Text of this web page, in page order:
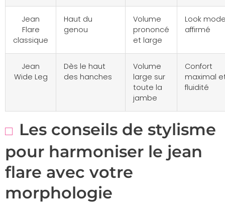
Jean
Flare
classique
Haut du
genou
Volume
prononcé
et large
Look
affirmé
Jean
Wide Leg
Dès le haut
des hanches
Volume
large sur
toute la
jambe
Confort
maximal
fluidité
Les conseils de stylisme
pour harmoniser le jean
flare avec votre
morphologie